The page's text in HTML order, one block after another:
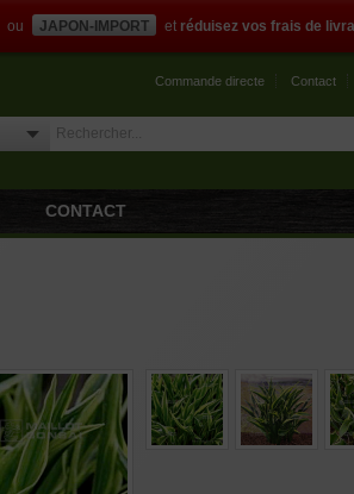
ou JAPON-IMPORT et réduisez vos frais de
Commande directe Contact
CONTACT